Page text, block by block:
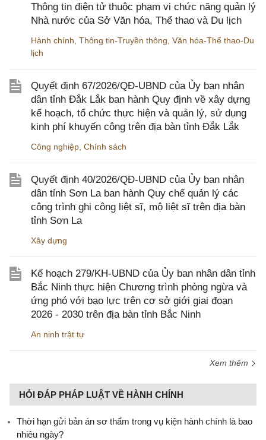
Thông tin điện tử thuộc phạm vi chức năng quản lý
Nhà nước của Sở Văn hóa, Thể thao và Du lịch
Hành chính Thông tin-Truyền thông Văn hóa-Thể thao-Du
lịch
Quyết định 67/2026/QĐ-UBND của Ủy ban nhân
dân tỉnh Đắk Lắk ban hành Quy định về xây dựng
kế hoạch, tổ chức thực hiện và quản lý, sử dụng
kinh phí khuyến công trên địa bàn tỉnh Đắk Lắk
Công nghiệp Chính sách
Quyết định 40/2026/QĐ-UBND của Ủy ban nhân
dân tỉnh Sơn La ban hành Quy chế quản lý các
công trình ghi công liệt sĩ, mộ liệt sĩ trên địa bàn
tỉnh Sơn La
Xây dựng
Kế hoạch 279/KH-UBND của Ủy ban nhân dân tỉnh
Bắc Ninh thực hiện Chương trình phòng ngừa và
ứng phó với bạo lực trên cơ sở giới giai đoạn
2026 - 2030 trên địa bàn tỉnh Bắc Ninh
An ninh trật tự
Xem thêm
HỎI ĐÁP PHÁP LUẬT VỀ HÀNH CHÍNH
Thời hạn gửi bản án sơ thẩm trong vụ kiện hành chính là bao
nhiêu ngày?